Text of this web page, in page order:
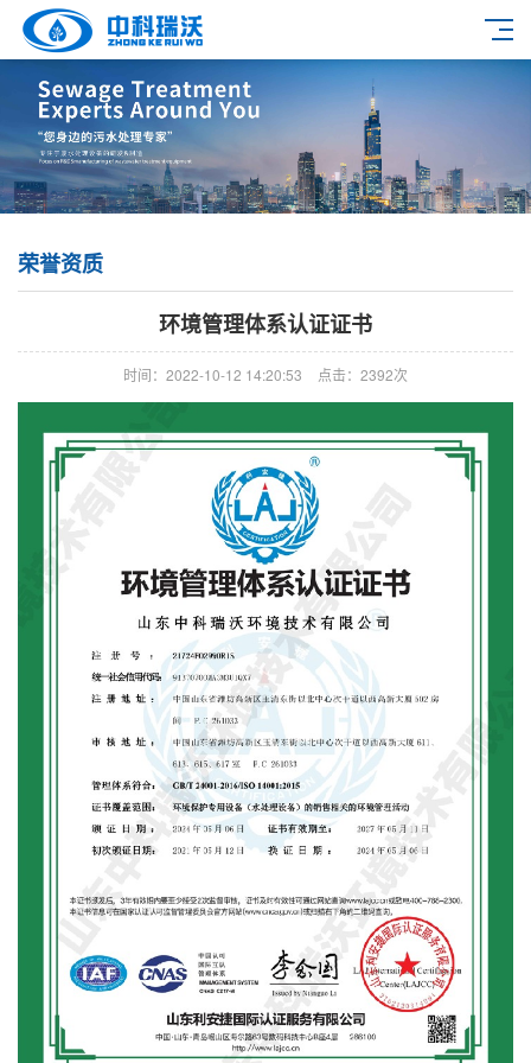
荣誉资质
环境管理体系认证证书
时间：2022-10-12 14:20:53 点击：2392次